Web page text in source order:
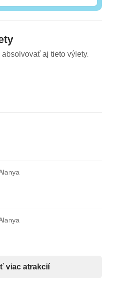
aj tieto výlety.
viac atrakcií